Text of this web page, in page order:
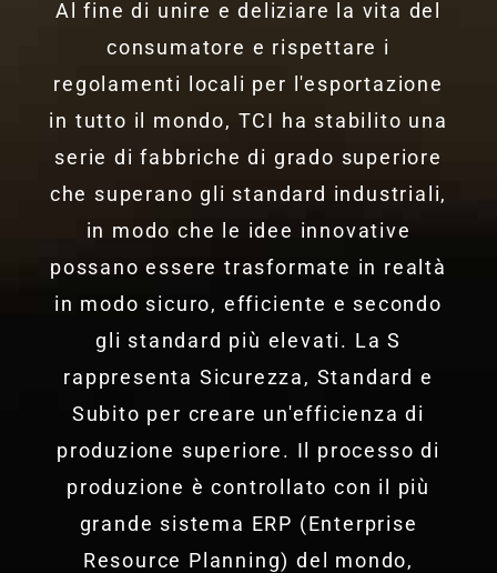
Al fine di unire e deliziare la vita del
consumatore e rispettare i
regolamenti locali per l'esportazione
in tutto il mondo, TCI ha stabilito una
serie di fabbriche di grado superiore
che superano gli standard industriali,
in modo che le idee innovative
possano essere trasformate in realtà
in modo sicuro, efficiente e secondo
gli standard più elevati. La S
rappresenta Sicurezza, Standard e
Subito per creare un'efficienza di
produzione superiore. Il processo di
produzione è controllato con il più
grande sistema ERP (Enterprise
Resource Planning) del mondo,